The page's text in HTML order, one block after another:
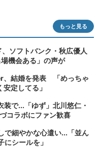
もっと見る
ソフトバンク・秋広優人
機会ある」の声が
、結婚を発表 「めっちゃ
定してる」
で...「ゆず」北川悠仁・
コラボにファン歓喜
で細やかな心遣い...「並ん
シールを」